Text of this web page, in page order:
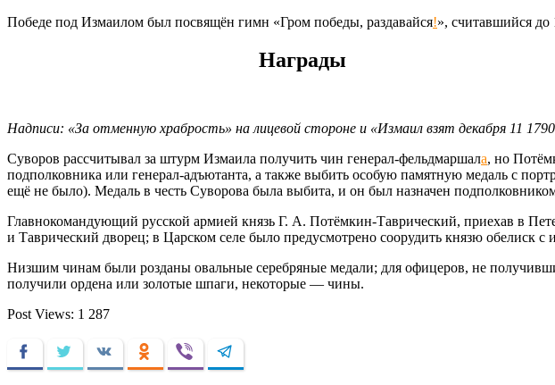
Победе под Измаилом был посвящён гимн «Гром победы, раздавайся!», считавшийся
Награды
Надписи: «За отменную храбрость» на лицевой стороне и «Измаил взят декабря 11
Суворов рассчитывал за штурм Измаила получить чин генерал-фельдмаршала, но
подполковника или генерал-адъютанта, а также выбить особую памятную медаль с
ещё не было). Медаль в честь Суворова была выбита, и он был назначен
Главнокомандующий русской армией князь Г. А. Потёмкин-Таврический, приехав в
и Таврический дворец; в Царском селе было предусмотрено соорудить князю обелиск с
Низшим чинам были розданы овальные серебряные медали; для офицеров, не
получили ордена или золотые шпаги, некоторые — чины.
Post Views: 1 287
FacebookTwitter VKontakteOdnoklassniki
Viber